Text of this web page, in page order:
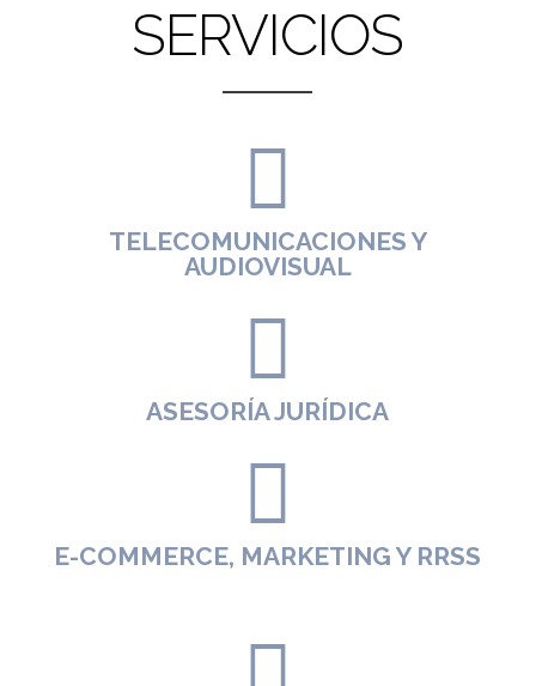
SERVICIOS
TELECOMUNICACIONES Y
AUDIOVISUAL
ASESORÍA JURÍDICA
E-COMMERCE, MARKETING Y RRSS